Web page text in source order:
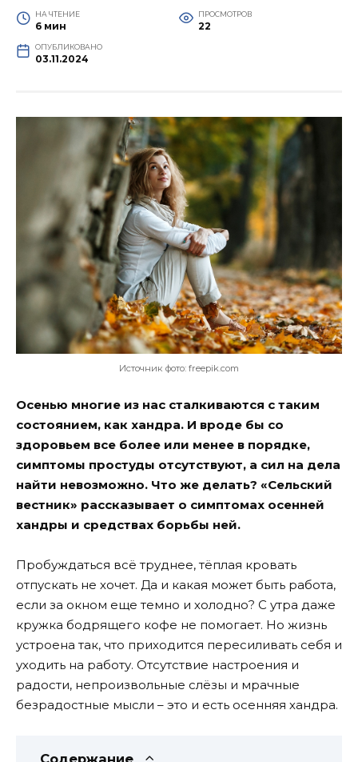
НА ЧТЕНИЕ
6 мин
ПРОСМОТРОВ
22
ОПУБЛИКОВАНО
03.11.2024
Источник фото: freepik.com
Осенью многие из нас сталкиваются с таким
состоянием, как хандра. И вроде бы со
здоровьем все более или менее в порядке,
симптомы простуды отсутствуют, а сил на дела
найти невозможно. Что же делать? «Сельский
вестник» рассказывает о симптомах осенней
хандры и средствах борьбы ней.
Пробуждаться всё труднее, тёплая кровать
отпускать не хочет. Да и какая может быть работа,
если за окном еще темно и холодно? С утра даже
кружка бодрящего кофе не помогает. Но жизнь
устроена так, что приходится пересиливать себя и
уходить на работу. Отсутствие настроения и
радости, непроизвольные слёзы и мрачные
безрадостные мысли – это и есть осенняя хандра.
Содержание